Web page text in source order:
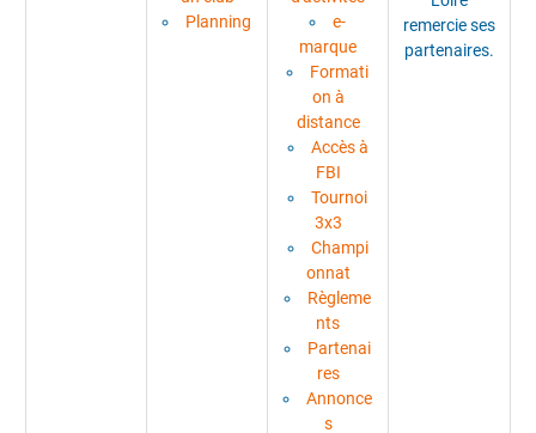
Planning
e-
marque
Formati
on à
distance
Accès à
FBI
Tournoi
3x3
Champi
onnat
Règleme
nts
Partenai
res
Annonce
s
remercie ses
partenaires.